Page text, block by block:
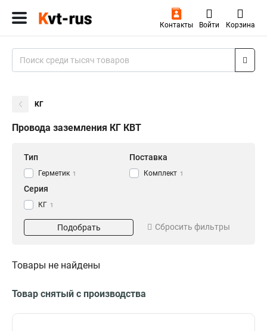
Контакты Войти Корзина
КГ
Провода заземления КГ КВТ
Тип
Герметик 1
Поставка
Комплект 1
Серия
КГ 1
Подобрать Сбросить фильтры
Товары не найдены
Товар снятый с производства